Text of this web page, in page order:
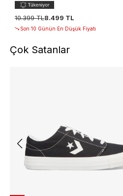
10.399 TL8.499 TL
Son 10 Günün En Düşük Fiyatı
Çok Satanlar